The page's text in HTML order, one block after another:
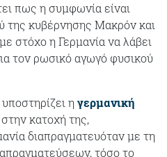
πως η συμφωνία είναι
της κυβέρνησης Μακρόν και
στόχο η Γερμανία να λάβει
τον ρωσικό αγωγό φυσικού
ηγερμανική
κατοχή της,
διαπραγματευόταν με τη
τόσο το